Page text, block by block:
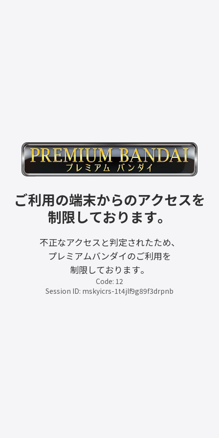
ご利用の端末からのアクセスを
制限しております。
不正なアクセスと判定されたため、
プレミアムバンダイのご利用を
制限しております。
Code: 12
Session ID: mskyicrs-1t4jlf9g89f3drpnb